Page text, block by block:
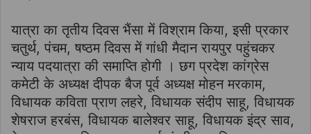
यात्रा का तृतीय दिवस भैंसा में विश्राम किया, इसी प्रकार
चतुर्थ, पंचम, षष्ठम दिवस में गांधी मैदान रायपुर पहुंचकर
न्याय पदयात्रा की समाप्ति होगी । छग प्रदेश कांग्रेस
कमेटी के अध्यक्ष दीपक बैज पूर्व अध्यक्ष मोहन मरकाम,
विधायक कविता प्राण लहरे, विधायक संदीप साहू, विधायक
शेषराज हरबंस, विधायक बालेश्वर साहू, विधायक इंद्र साव,